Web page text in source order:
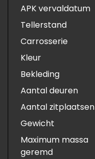
APK vervaldatum
Tellerstand
Carrosserie
Kleur
Bekleding
Aantal deuren
Aantal zitplaatsen
Gewicht
Maximum massa
geremd